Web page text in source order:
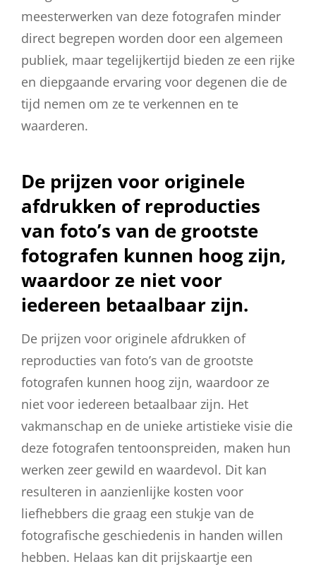
meesterwerken van deze fotografen minder
direct begrepen worden door een algemeen
publiek, maar tegelijkertijd bieden ze een rijke
en diepgaande ervaring voor degenen die de
tijd nemen om ze te verkennen en te
waarderen.
De prijzen voor originele
afdrukken of reproducties
van foto’s van de grootste
fotografen kunnen hoog zijn,
waardoor ze niet voor
iedereen betaalbaar zijn.
De prijzen voor originele afdrukken of
reproducties van foto’s van de grootste
fotografen kunnen hoog zijn, waardoor ze
niet voor iedereen betaalbaar zijn. Het
vakmanschap en de unieke artistieke visie die
deze fotografen tentoonspreiden, maken hun
werken zeer gewild en waardevol. Dit kan
resulteren in aanzienlijke kosten voor
liefhebbers die graag een stukje van de
fotografische geschiedenis in handen willen
hebben. Helaas kan dit prijskaartje een